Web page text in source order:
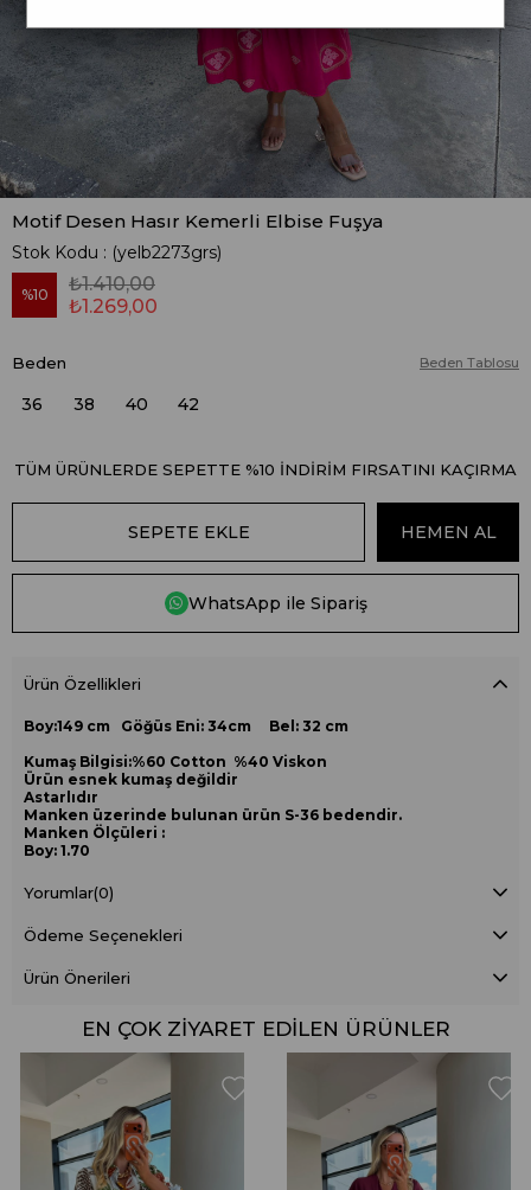
Motif Desen Hasır Kemerli Elbise Fuşya
Stok Kodu (yelb2273grs)
10
₺1.410,00
₺1.269,00
Beden
36 38 40 42
Beden Tablosu
TÜM ÜRÜNLERDE SEPETTE %10 İNDİRİM FIRSATINI KAÇIRMA
WhatsApp ile Sipariş
Ürün Özellikleri
Boy:149 cm Göğüs Eni: 34cm Bel: 32 cm
Kumaş Bilgisi:%60 Cotton %40 Viskon
Ürün esnek kumaş değildir
Astarlıdır
Manken üzerinde bulunan ürün S-36 bedendir.
Manken Ölçüleri :
Boy: 1.70
Bel :68
Kalça:95
Gögüs:84
Yorumlar(0)
Ödeme Seçenekleri
Ürün Önerileri
EN ÇOK ZIYARET EDILEN ÜRÜNLER